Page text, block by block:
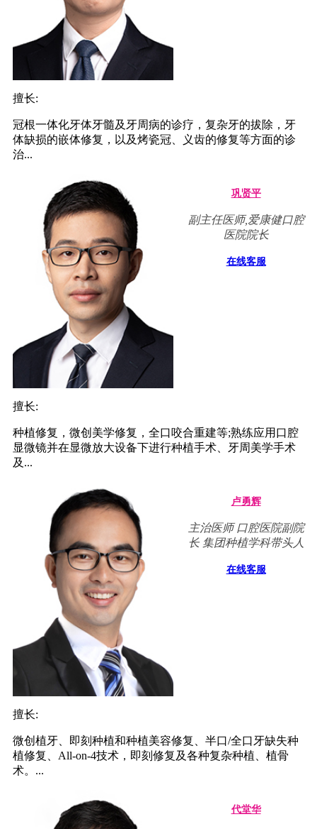
擅长:
冠根一体化牙体牙髓及牙周病的诊疗，复杂牙的拔除，牙
体缺损的嵌体修复，以及烤瓷冠、义齿的修复等方面的诊
治...
巩贤平
副主任医师,爱康健口腔
医院院长
在线客服
擅长:
种植修复，微创美学修复，全口咬合重建等;熟练应用口腔
显微镜并在显微放大设备下进行种植手术、牙周美学手术
及...
卢勇辉
主治医师 口腔医院副院
长 集团种植学科带头人
在线客服
擅长:
微创植牙、即刻种植和种植美容修复、半口/全口牙缺失种
植修复、All-on-4技术，即刻修复及各种复杂种植、植骨
术。...
代堂华